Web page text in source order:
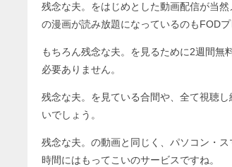
残念な夫。をはじめとした動画配信が当
の漫画が読み放題になっているのもFODプ
もちろん残念な夫。を見るために2週間無
必要ありません。
残念な夫。を見ている合間や、全て視聴
いでしょう。
残念な夫。の動画と同じく、パソコン・
時間にはもってこいのサービスですね。